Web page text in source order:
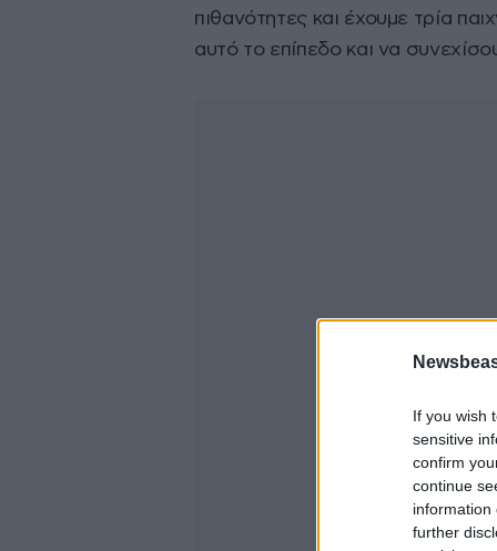
If you wish
sensitive
confirm
continue
information
further
πιθανότητες και έχουμε τρία
αυτό το επίπεδο και να